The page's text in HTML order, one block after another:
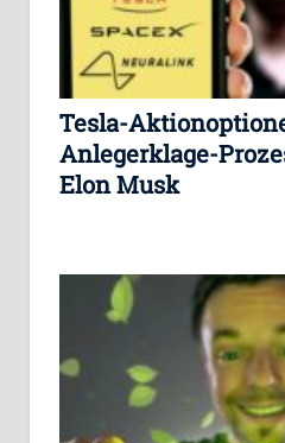
Tesla-
Anlegerklage-
Elon Musk